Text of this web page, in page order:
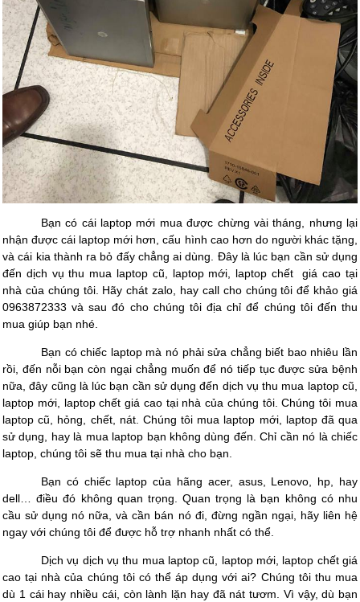
Bạn có cái laptop mới mua được chừng vài tháng, nhưng lại
nhận được cái laptop mới hơn, cấu hình cao hơn do người khác tặng,
và cái kia thành ra bỏ đấy chẳng ai dùng. Đây là lúc bạn cần sử dụng
đến dịch vụ thu mua laptop cũ, laptop mới, laptop chết
giá cao tại
nhà của chúng tôi. Hãy chát zalo, hay call cho chúng tôi để khảo giá
0963872333 và sau đó cho chúng tôi địa chỉ để chúng tôi đến thu
mua giúp bạn nhé.
Bạn có chiếc laptop mà nó phải sửa chẳng biết bao nhiêu lần
rồi, đến nỗi bạn còn ngại chẳng muốn để nó tiếp tục được sửa bệnh
nữa, đây cũng là lúc bạn cần sử dụng đến dịch vụ thu mua laptop cũ,
laptop mới, laptop chết giá cao tại nhà của chúng tôi. Chúng tôi mua
laptop cũ, hỏng, chết, nát. Chúng tôi mua laptop mới, laptop đã qua
sử dụng, hay là mua laptop bạn không dùng đến. Chỉ cần nó là chiếc
laptop, chúng tôi sẽ thu mua tại nhà cho bạn.
Bạn có chiếc laptop của hãng acer, asus, Lenovo, hp, hay
dell… điều đó không quan trọng. Quan trọng là bạn không có nhu
cầu sử dụng nó nữa, và cần bán nó đi, đừng ngần ngại, hãy liên hệ
ngay với chúng tôi để được hỗ trợ nhanh nhất có thể.
Dịch vụ dịch vụ thu mua laptop cũ, laptop mới, laptop chết giá
cao tại nhà của chúng tôi có thể áp dụng với ai? Chúng tôi thu mua
dù 1 cái hay nhiều cái, còn lành lặn hay đã nát tươm. Vì vậy, dù bạn